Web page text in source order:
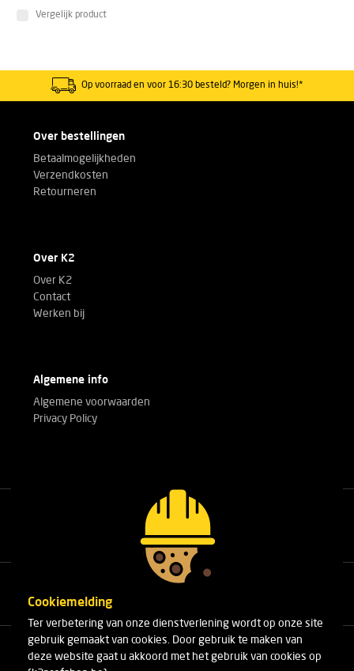
Vergelijk product
Op voorraad en voor 16:30 besteld? Morgen in huis!*
Over bestellingen
Betaalmogelijkheden
Verzendkosten
Retourneren
Over K2
Over K2
Contact
Werken bij
Algemene info
Algemene voorwaarden
Privacy Policy
Bel met onze experts!
+32(0)3 303 14 53
Cleydaellaan 10 Unit 8
B-2630 Aartselaar
Cookiemelding
Ter verbetering van onze dienstverlening wordt op onze site
gebruik gemaakt van cookies. Door gebruik te maken van
deze website gaat u akkoord met het gebruik van cookies op